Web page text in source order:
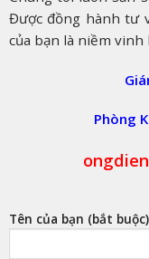
Được đồng hành tư
của bạn là niềm
Phòng
Tên của bạn (bắt buộc)